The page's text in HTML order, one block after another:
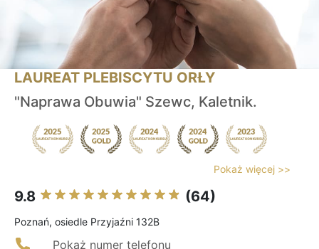
LAUREAT PLEBISCYTU ORŁY
"Naprawa Obuwia" Szewc, Kaletnik.
Pokaż więcej >>
9.8 (64)
Poznań, osiedle Przyjaźni 132B
Pokaż numer telefonu